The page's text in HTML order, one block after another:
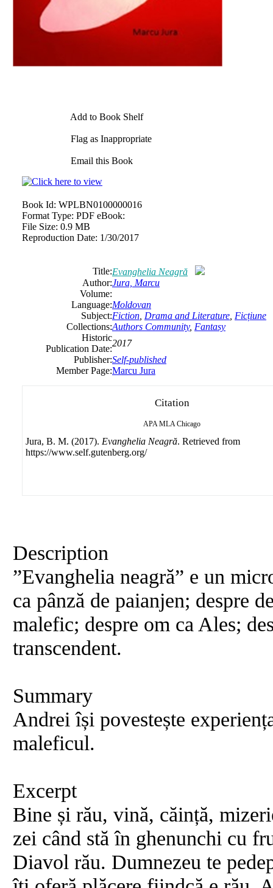
Add to Book Shelf
Flag as Inappropriate
Email this Book
Book Id: WPLBN0100000016
Format Type: PDF eBook:
File Size: 0.9 MB
Reproduction Date: 1/30/2017
Title:Evanghelia Neagră
Author:Jura, Marcu
Volume:
Language:Moldovan
Subject:Fiction Drama and Literature Ficțiune
Collections:Authors Community, Fantasy
Historic
Publication Date:
2017
Publisher:Self-published
Member Page:Marcu Jura
Citation
APA MLA Chicago
Jura, B. M. (2017). Evanghelia Neagră. Retrieved from
https://www.self.gutenberg.org/
Description
”Evanghelia neagră” e un
ca pânză de paianjen; despre
malefic; despre om ca Ales;
transcendent.
Summary
Andrei își povestește
maleficul.
Excerpt
Bine și rău, vină, căință,
zei când stă în ghenunchi cu
Diavol rău. Dumnezeu te